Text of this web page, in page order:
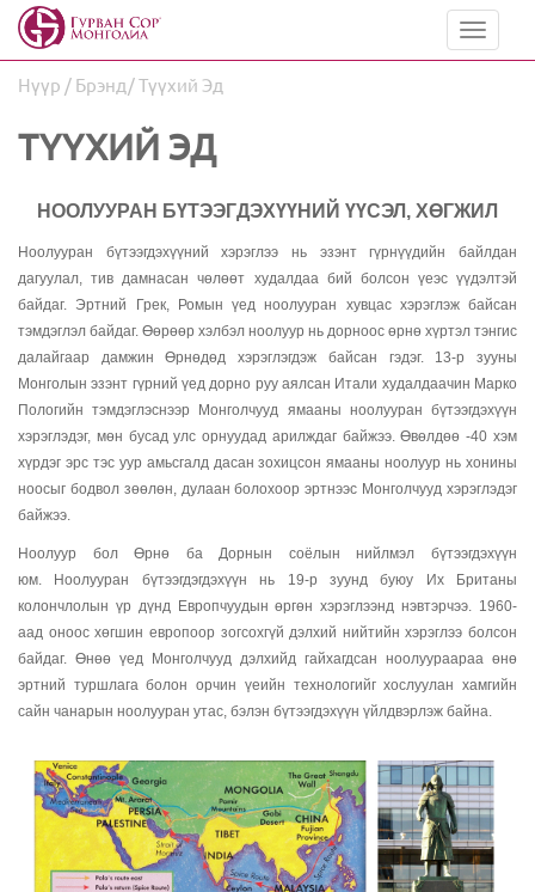
Toggle
Нүүр / Брэнд/ Түүхий Эд
ТҮҮХИЙ ЭД
НООЛУУРАН БҮТЭЭГДЭХҮҮНИЙ ҮҮСЭЛ, ХӨГЖИЛ
Ноолууран бүтээгдэхүүний хэрэглээ нь эзэнт гүрнүүдийн байлдан
дагуулал, тив дамнасан чөлөөт худалдаа бий болсон үеэс үүдэлтэй
байдаг. Эртний Грек, Ромын үед ноолууран хувцас хэрэглэж байсан
тэмдэглэл байдаг. Өөрөөр хэлбэл ноолуур нь дорноос өрнө хүртэл тэнгис
далайгаар дамжин Өрнөдөд хэрэглэгдэж байсан гэдэг. 13-р зууны
Монголын эзэнт гүрний үед дорно руу аялсан Итали худалдаачин Марко
Пологийн тэмдэглэснээр Монголчууд ямааны ноолууран бүтээгдэхүүн
хэрэглэдэг, мөн бусад улс орнуудад арилждаг байжээ. Өвөлдөө -40 хэм
хүрдэг эрс тэс уур амьсгалд дасан зохицсон ямааны ноолуур нь хонины
ноосыг бодвол зөөлөн, дулаан болохоор эртнээс Монголчууд хэрэглэдэг
байжээ.
Ноолуур бол Өрнө ба Дорнын соёлын нийлмэл бүтээгдэхүүн
юм.
Ноолууран бүтээгдэгдэхүүн нь 19-р зуунд буюу Их Британы
колончлолын үр дүнд Европчуудын өргөн хэрэглээнд нэвтэрчээ. 1960-
аад оноос хөгшин европоор зогсохгүй дэлхий нийтийн хэрэглээ болсон
байдаг. Өнөө үед Монголчууд дэлхийд гайхагдсан ноолуураараа өнө
эртний туршлага болон орчин үеийн технологийг хослуулан хамгийн
сайн чанарын ноолууран утас, бэлэн бүтээгдэхүүн үйлдвэрлэж байна.